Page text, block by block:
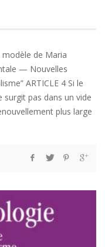
de Maria
— Nouvelles
ARTICLE 4 Si le
pas dans un vide
plus large